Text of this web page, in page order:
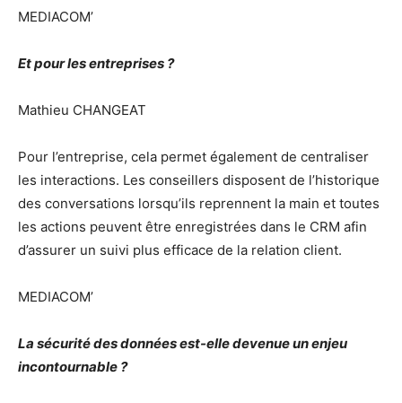
MEDIACOM’
Et pour les entreprises ?
Mathieu CHANGEAT
Pour l’entreprise, cela permet également de centraliser
les interactions. Les conseillers disposent de l’historique
des conversations lorsqu’ils reprennent la main et toutes
les actions peuvent être enregistrées dans le CRM afin
d’assurer un suivi plus efficace de la relation client.
MEDIACOM’
La sécurité des données est-elle devenue un enjeu
incontournable ?